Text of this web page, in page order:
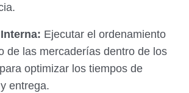
Ejecutar el ordenamiento
de las mercaderías dentro de los
optimizar los tiempos de
entrega.